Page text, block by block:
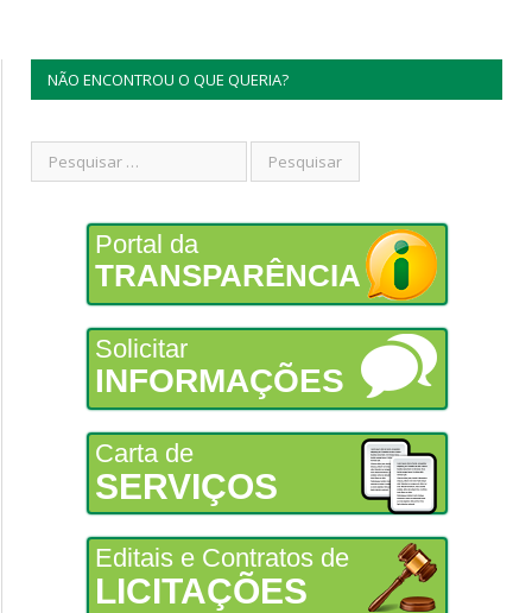
NÃO ENCONTROU O QUE QUERIA?
Portal da
TRANSPARÊNCIA
Solicitar
INFORMAÇÕES
Carta de
SERVIÇOS
Editais e Contratos de
LICITAÇÕES